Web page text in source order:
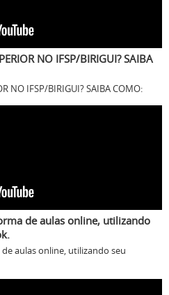
NO IFSP/BIRIGUI? SAIBA
NO IFSP/BIRIGUI? SAIBA COMO:
de aulas online, utilizando
aulas online, utilizando seu